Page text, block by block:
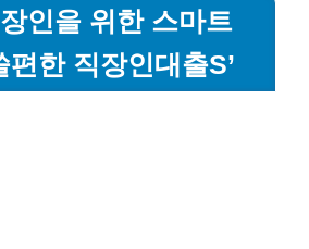
인을 위한 스마트
편한 직장인대출S’